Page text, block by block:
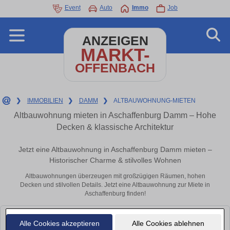
Alle Cookies akzeptieren Alle Cookies ablehnen
Event Auto Immo Job
ANZEIGEN
MARKT-
OFFENBACH
❯ IMMOBILIEN ❯ DAMM ❯ ALTBAUWOHNUNG-MIETEN
Altbauwohnung mieten in Aschaffenburg Damm – Hohe
Decken & klassische Architektur
Jetzt eine Altbauwohnung in Aschaffenburg Damm mieten –
Historischer Charme & stilvolles Wohnen
Altbauwohnungen überzeugen mit großzügigen Räumen, hohen
Decken und stilvollen Details. Jetzt eine Altbauwohnung zur Miete in
Aschaffenburg finden!
Leider konnten wir derzeit keine passenden Objekte finden. Schauen Sie
bald wieder vorbei!